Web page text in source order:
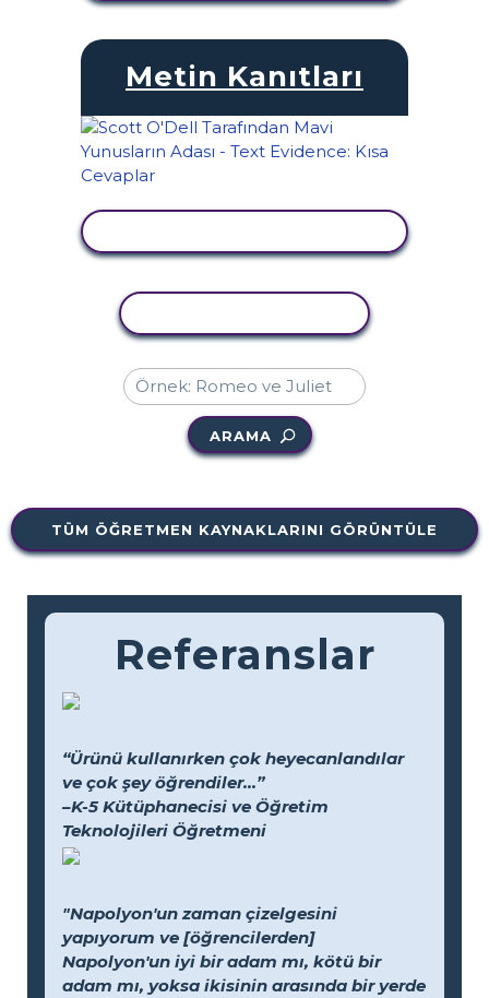
Metin Kanıtları
ARAMA
TÜM ÖĞRETMEN KAYNAKLARINI GÖRÜNTÜLE
Referanslar
“Ürünü kullanırken çok heyecanlandılar
ve çok şey öğrendiler...”
–K-5 Kütüphanecisi ve Öğretim
Teknolojileri Öğretmeni
"Napolyon'un zaman çizelgesini
yapıyorum ve [öğrencilerden]
Napolyon'un iyi bir adam mı, kötü bir
adam mı, yoksa ikisinin arasında bir yerde